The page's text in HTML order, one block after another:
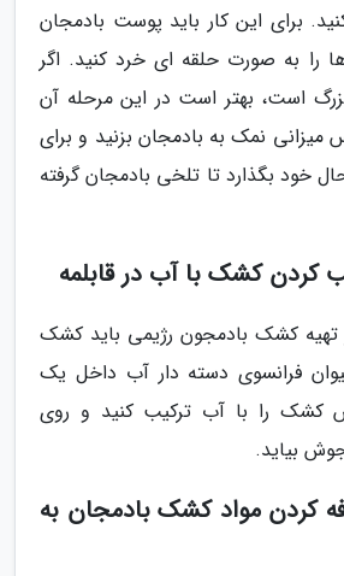
برای این کار باید پوست بادمجان
را به صورت حلقه ای خرد کنید. اگر
است، بهتر است در این مرحله آن
نمک به بادمجان بزنید و برای
خود بگذارد تا تلخی بادمجان گرفته
کردن کشک با آب در قابلمه
تهیه کشک بادمجون رژیمی باید کشک
همراه را 1 تا 2 لیوان فرانسوی دسته دار آب داخل یک
کشک را با آب ترکیب کنید و روی
بیاید.
کردن مواد کشک بادمجان به